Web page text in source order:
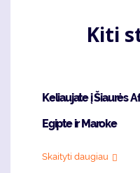
Kiti
Keliaujate į Šiaurės
Egipte ir Maroke
Skaityti daugiau